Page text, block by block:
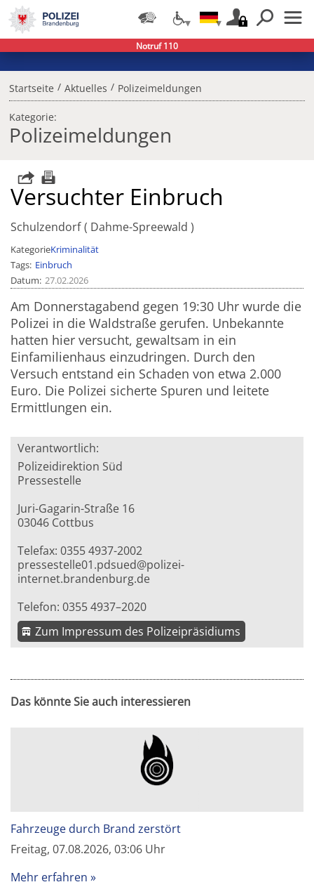
Startseite / Aktuelles / Polizeimeldungen
Kategorie:
Polizeimeldungen
Versuchter Einbruch
Schulzendorf Dahme-Spreewald
KategorieKriminalität
Tags Einbruch
Datum 27.02.2026
Am Donnerstagabend gegen 19:30 Uhr wurde die
Polizei in die Waldstraße gerufen. Unbekannte
hatten hier versucht, gewaltsam in ein
Einfamilienhaus einzudringen. Durch den
Versuch entstand ein Schaden von etwa 2.000
Euro. Die Polizei sicherte Spuren und leitete
Ermittlungen ein.
Verantwortlich:
Polizeidirektion Süd
Pressestelle
Juri-Gagarin-Straße 16
03046 Cottbus
Telefax: 0355 4937-2002
pressestelle01.pdsued@polizei-
internet.brandenburg.de
Telefon: 0355 4937–2020
Zum Impressum des Polizeipräsidiums
Das könnte Sie auch interessieren
Fahrzeuge durch Brand zerstört
Freitag, 07.08.2026, 03:06 Uhr
Mehr erfahren
Notruf 110